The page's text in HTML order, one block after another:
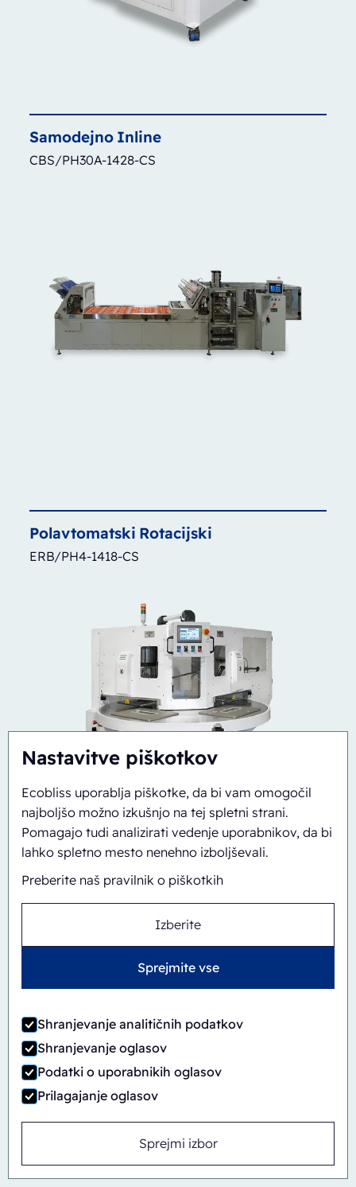
Nastavitve piškotkov
Ecobliss uporablja piškotke, da bi vam omogočil
najboljšo možno izkušnjo na tej spletni strani.
Pomagajo tudi analizirati vedenje uporabnikov, da bi
lahko spletno mesto nenehno izboljševali.
Preberite naš pravilnik o piškotkih
Izberite
Sprejmite vse
Shranjevanje analitičnih podatkov
Shranjevanje oglasov
Podatki o uporabnikih oglasov
Prilagajanje oglasov
Sprejmi izbor
Samodejno Inline
CBS/PH30A-1428-CS
Polavtomatski Rotacijski
ERB/PH4-1418-CS
Inline